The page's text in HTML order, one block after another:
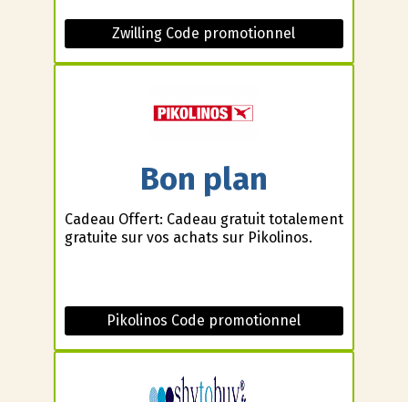
Zwilling Code promotionnel
Bon plan
Cadeau Offert: Cadeau gratuit totalement
gratuite sur vos achats sur Pikolinos.
Pikolinos Code promotionnel